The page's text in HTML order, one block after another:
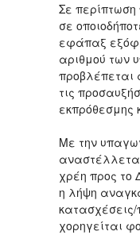
Σε περίπτωση
σε
εφάπαξ
αριθμού των
τις
εκπρόθεσμης
Με την
χρέη προς το
η λήψη
κατασχέσεις/
χορηγείται